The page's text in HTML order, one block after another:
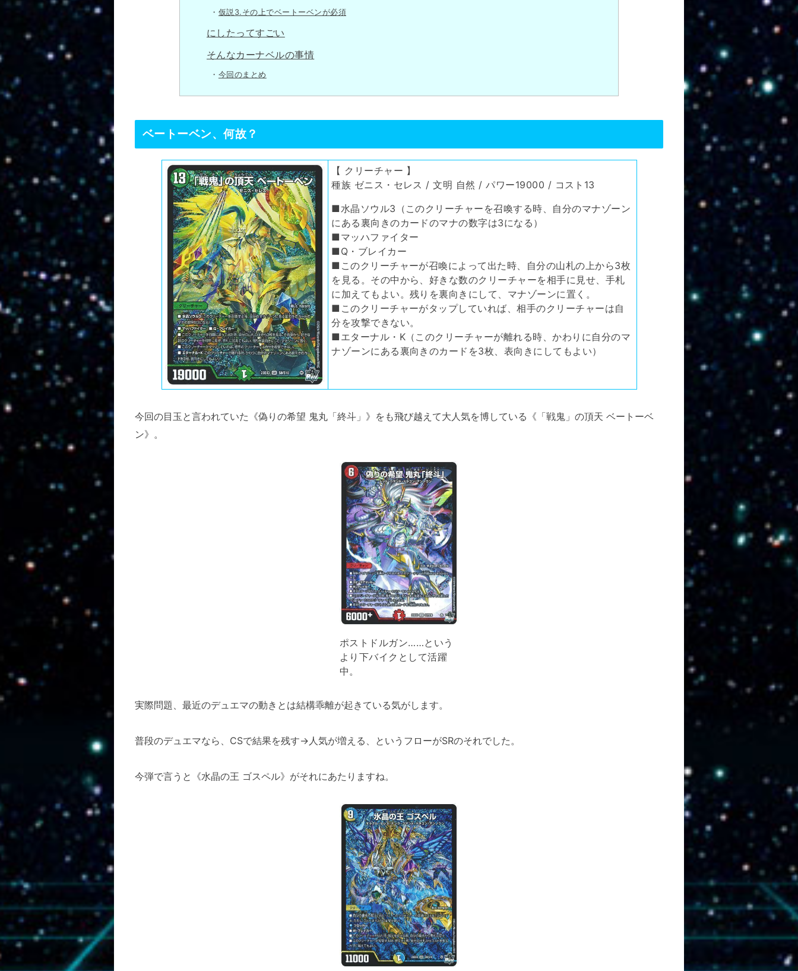
仮説3.その上でベートーベンが必須
にしたってすごい
そんなカーナベルの事情
今回のまとめ
ベートーベン、何故？
【 クリーチャー 】
種族 ゼニス・セレス / 文明 自然 / パワー19000 / コスト13
■水晶ソウル3（このクリーチャーを召喚する時、自分のマナゾーン
にある裏向きのカードのマナの数字は3になる）
■マッハファイター
■Q・ブレイカー
■このクリーチャーが召喚によって出た時、自分の山札の上から3枚
を見る。その中から、好きな数のクリーチャーを相手に見せ、手札
に加えてもよい。残りを裏向きにして、マナゾーンに置く。
■このクリーチャーがタップしていれば、相手のクリーチャーは自
分を攻撃できない。
■エターナル・Κ（このクリーチャーが離れる時、かわりに自分のマ
ナゾーンにある裏向きのカードを3枚、表向きにしてもよい）
今回の目玉と言われていた《偽りの希望 鬼丸「終斗」》をも飛び越えて大人気を博している《「戦鬼」の頂天 ベートーベ
ン》。
ポストドルガン……という
より下バイクとして活躍
中。
実際問題、最近のデュエマの動きとは結構乖離が起きている気がします。
普段のデュエマなら、CSで結果を残す→人気が増える、というフローがSRのそれでした。
今弾で言うと《水晶の王 ゴスペル》がそれにあたりますね。